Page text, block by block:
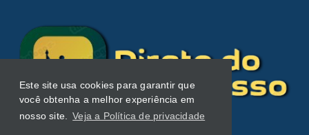
Este site usa cookies para garantir que
você obtenha a melhor experiência em
nosso site.
Veja a Política de privacidade